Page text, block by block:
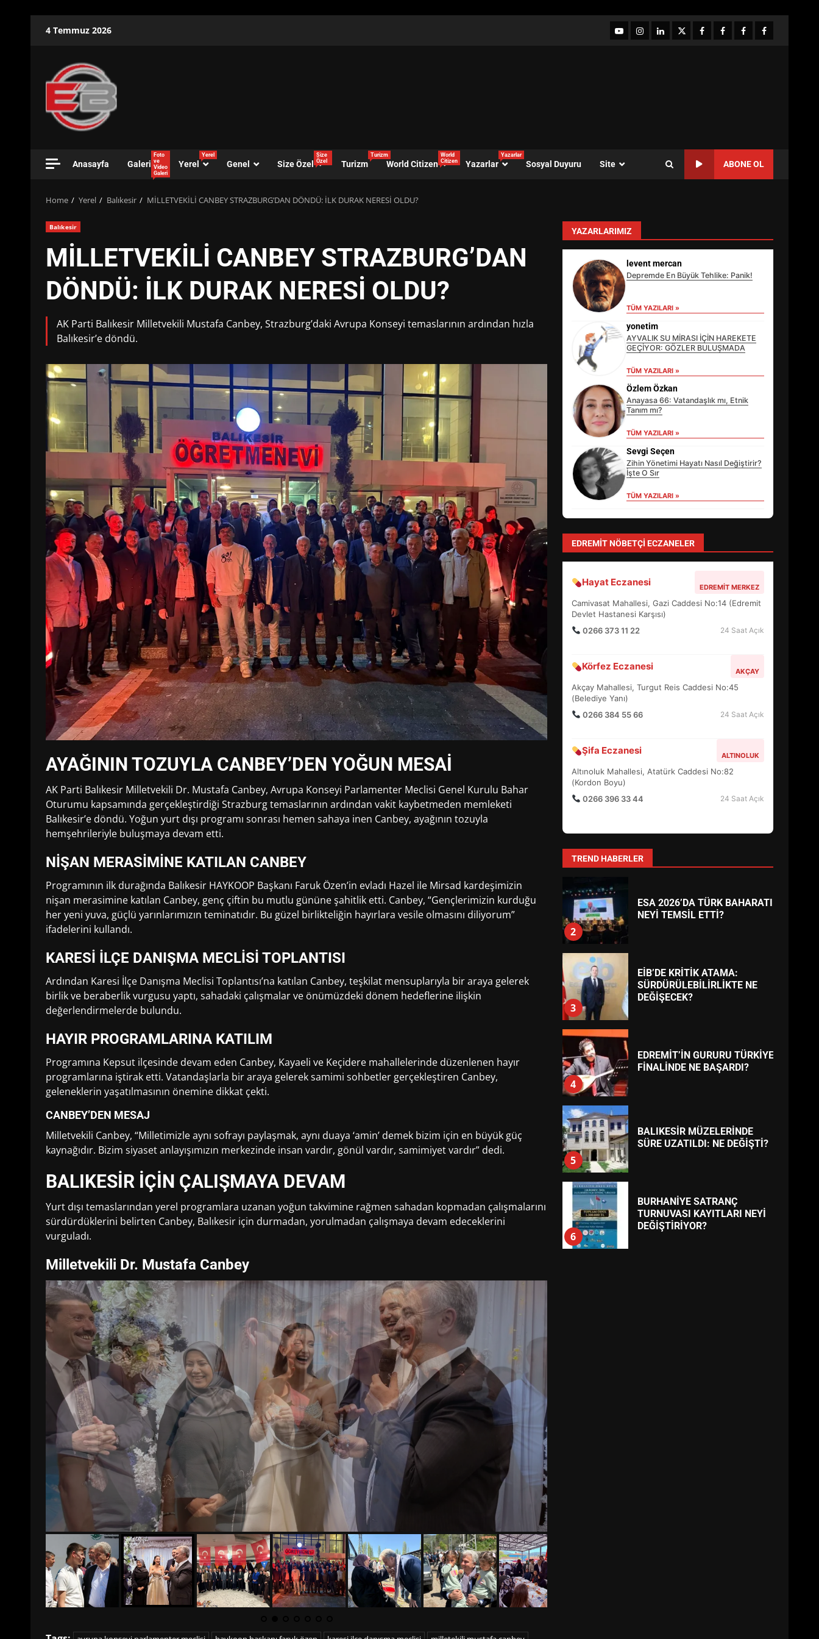
4 Temmuz 2026 YouTubeInstagram
LinkedIntwitterfacebook-Facebook-
Facebook-Facebook-
Anasayfa Galeri
Foto
ve
Video
Galeri
Yerel
Yerel
Genel Size Özel
Size
Özel
Turizm
Turizm
World Citizen
World
Citizen
Yazarlar
Yazarlar
Sosyal Duyuru Site ABONE OL
Home Yerel Balıkesir MİLLETVEKİLİ CANBEY STRAZBURG’DAN DÖNDÜ: İLK DURAK NERESİ OLDU?
Balıkesir
MİLLETVEKİLİ CANBEY STRAZBURG’DAN
DÖNDÜ: İLK DURAK NERESİ OLDU?
AK Parti Balıkesir Milletvekili Mustafa Canbey, Strazburg’daki Avrupa Konseyi temaslarının ardından hızla
Balıkesir’e döndü.
AYAĞININ TOZUYLA CANBEY’DEN YOĞUN MESAİ
AK Parti Balıkesir Milletvekili Dr. Mustafa Canbey, Avrupa Konseyi Parlamenter Meclisi Genel Kurulu Bahar
Oturumu kapsamında gerçekleştirdiği Strazburg temaslarının ardından vakit kaybetmeden memleketi
Balıkesir’e döndü. Yoğun yurt dışı programı sonrası hemen sahaya inen Canbey, ayağının tozuyla
hemşehrileriyle buluşmaya devam etti.
NİŞAN MERASİMİNE KATILAN CANBEY
Programının ilk durağında Balıkesir HAYKOOP Başkanı Faruk Özen’in evladı Hazel ile Mirsad kardeşimizin
nişan merasimine katılan Canbey, genç çiftin bu mutlu gününe şahitlik etti. Canbey, “Gençlerimizin kurduğu
her yeni yuva, güçlü yarınlarımızın teminatıdır. Bu güzel birlikteliğin hayırlara vesile olmasını diliyorum”
ifadelerini kullandı.
KARESİ İLÇE DANIŞMA MECLİSİ TOPLANTISI
Ardından Karesi İlçe Danışma Meclisi Toplantısı’na katılan Canbey, teşkilat mensuplarıyla bir araya gelerek
birlik ve beraberlik vurgusu yaptı, sahadaki çalışmalar ve önümüzdeki dönem hedeflerine ilişkin
değerlendirmelerde bulundu.
HAYIR PROGRAMLARINA KATILIM
Programına Kepsut ilçesinde devam eden Canbey, Kayaeli ve Keçidere mahallelerinde düzenlenen hayır
programlarına iştirak etti. Vatandaşlarla bir araya gelerek samimi sohbetler gerçekleştiren Canbey,
geleneklerin yaşatılmasının önemine dikkat çekti.
CANBEY’DEN MESAJ
Milletvekili Canbey, “Milletimizle aynı sofrayı paylaşmak, aynı duaya ‘amin’ demek bizim için en büyük güç
kaynağıdır. Bizim siyaset anlayışımızın merkezinde insan vardır, gönül vardır, samimiyet vardır” dedi.
BALIKESİR İÇİN ÇALIŞMAYA DEVAM
Yurt dışı temaslarından yerel programlara uzanan yoğun takvimine rağmen sahadan kopmadan çalışmalarını
sürdürdüklerini belirten Canbey, Balıkesir için durmadan, yorulmadan çalışmaya devam edeceklerini
vurguladı.
Milletvekili Dr. Mustafa Canbey
YAZARLARIMIZ
levent mercan
Depremde En Büyük Tehlike: Panik!
TÜM YAZILARI »
yonetim
AYVALIK SU MİRASI İÇİN HAREKETE
GEÇİYOR: GÖZLER BULUŞMADA
TÜM YAZILARI »
Özlem Özkan
Anayasa 66: Vatandaşlık mı, Etnik
Tanım mı?
TÜM YAZILARI »
Sevgi Seçen
Zihin Yönetimi Hayatı Nasıl Değiştirir?
İşte O Sır
TÜM YAZILARI »
EDREMIT NÖBETÇI ECZANELER
Hayat Eczanesi EDREMIT MERKEZ
Camivasat Mahallesi, Gazi Caddesi No:14 (Edremit
Devlet Hastanesi Karşısı)
0266 373 11 22
24 Saat Açık
Körfez Eczanesi AKÇAY
Akçay Mahallesi, Turgut Reis Caddesi No:45
(Belediye Yanı)
0266 384 55 66
24 Saat Açık
Şifa Eczanesi ALTINOLUK
Altınoluk Mahallesi, Atatürk Caddesi No:82
(Kordon Boyu)
0266 396 33 44
24 Saat Açık
TREND HABERLER
EİB’DE KRİTİK ATAMA:
DEĞİŞECEK?
4
EDREMİT’İN GURURU TÜRKİYE
FİNALİNDE NE BAŞARDI?
5
SÜRE UZATILDI: NE DEĞİŞTİ?
6
DEĞİŞTİRİYOR?
7
BURHANİYE
HAREKETE GEÇİYOR: GÖZLER
2
3
DEĞİŞECEK?
4
5
6
DEĞİŞTİRİYOR?